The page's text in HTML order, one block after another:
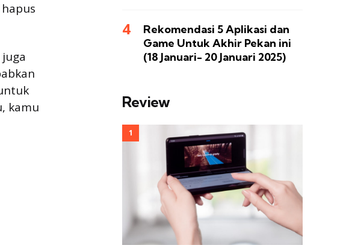
kamu
Rekomendasi 5 Aplikasi dan
Game Untuk Akhir Pekan ini
(18 Januari- 20 Januari 2025)
Review